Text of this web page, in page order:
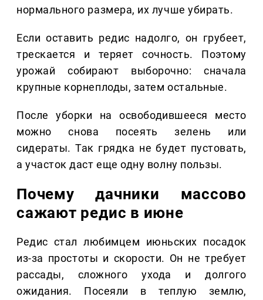
нормального размера, их лучше убирать.
Если оставить редис надолго, он грубеет,
трескается и теряет сочность. Поэтому
урожай собирают выборочно: сначала
крупные корнеплоды, затем остальные.
После уборки на освободившееся место
можно снова посеять зелень или
сидераты. Так грядка не будет пустовать,
а участок даст еще одну волну пользы.
Почему дачники массово
сажают редис в июне
Редис стал любимцем июньских посадок
из-за простоты и скорости. Он не требует
рассады, сложного ухода и долгого
ожидания. Посеяли в теплую землю,